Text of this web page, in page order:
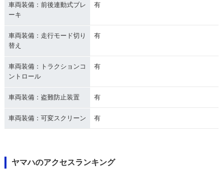
車両装備：前後連動式ブレ
ーキ
有
車両装備：走行モード切り
替え
有
車両装備：トラクションコ
ントロール
有
車両装備：盗難防止装置 有
車両装備：可変スクリーン 有
ヤマハのアクセスランキング